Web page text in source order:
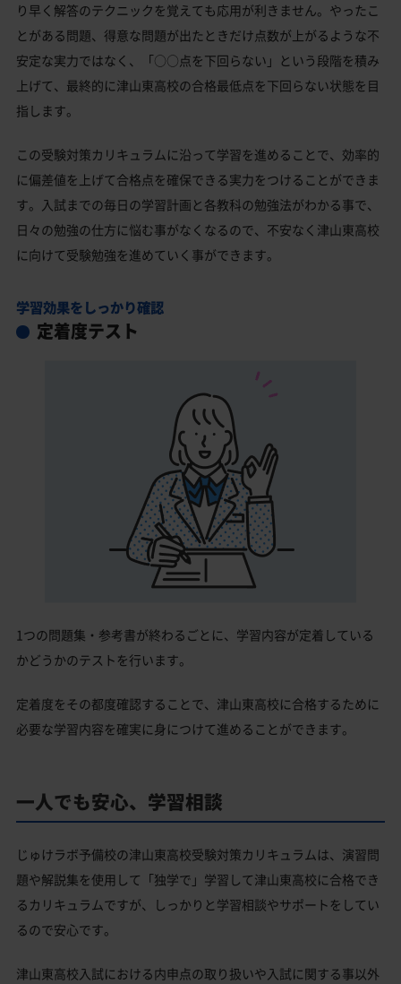
り早く解答のテクニックを覚えても応用が利きません。やったこ
とがある問題、得意な問題が出たときだけ点数が上がるような不
安定な実力ではなく、「○○点を下回らない」という段階を積み
上げて、最終的に津山東高校の合格最低点を下回らない状態を目
指します。
この受験対策カリキュラムに沿って学習を進めることで、効率的
に偏差値を上げて合格点を確保できる実力をつけることができま
す。入試までの毎日の学習計画と各教科の勉強法がわかる事で、
日々の勉強の仕方に悩む事がなくなるので、不安なく津山東高校
に向けて受験勉強を進めていく事ができます。
学習効果をしっかり確認
定着度テスト
1つの問題集・参考書が終わるごとに、学習内容が定着している
かどうかのテストを行います。
定着度をその都度確認することで、津山東高校に合格するために
必要な学習内容を確実に身につけて進めることができます。
一人でも安心、学習相談
じゅけラボ予備校の津山東高校受験対策カリキュラムは、演習問
題や解説集を使用して「独学で」学習して津山東高校に合格でき
るカリキュラムですが、しっかりと学習相談やサポートをしてい
るので安心です。
津山東高校入試における内申点の取り扱いや入試に関する事以外